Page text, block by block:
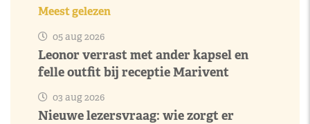
Meest gelezen
05 aug 2026
Leonor verrast met ander kapsel en
felle outfit bij receptie Marivent
03 aug 2026
Nieuwe lezersvraag: wie zorgt er